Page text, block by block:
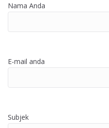
Nama Anda
E-mail anda
Subjek